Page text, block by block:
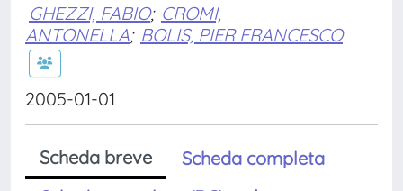
GHEZZI, FABIO; CROMI,
ANTONELLA; BOLIS, PIER FRANCESCO
2005-01-01
Scheda breve
Scheda completa